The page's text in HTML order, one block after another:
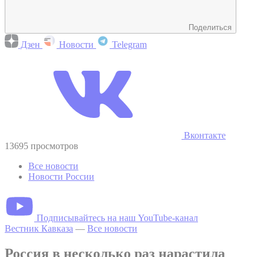
Поделиться
Дзен Новости Telegram
Вконтакте
13695 просмотров
Все новости
Новости России
Подписывайтесь на наш YouTube-канал
Вестник Кавказа — Все новости
Россия в несколько раз нарастила